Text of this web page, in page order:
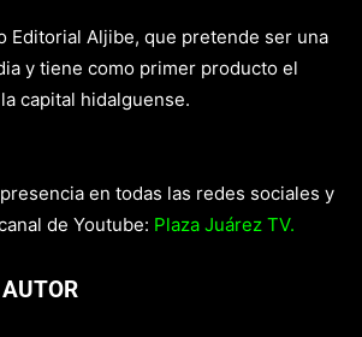
Editorial Aljibe, que pretende ser una
y tiene como primer producto el
capital hidalguense.
en todas las redes sociales y
de Youtube: Plaza Juárez TV.